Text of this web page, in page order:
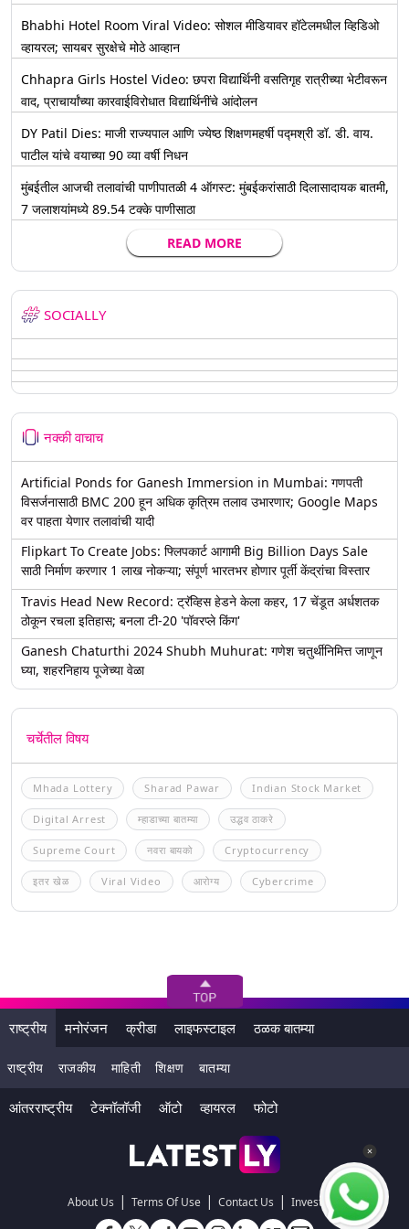
Bhabhi Hotel Room Viral Video: सोशल मीडियावर हॉटेलमधील व्हिडिओ
व्हायरल; सायबर सुरक्षेचे मोठे आव्हान
Chhapra Girls Hostel Video: छपरा विद्यार्थिनी वसतिगृह रात्रीच्या भेटीवरून
वाद, प्राचार्यांच्या कारवाईविरोधात विद्यार्थिनींचे आंदोलन
DY Patil Dies: माजी राज्यपाल आणि ज्येष्ठ शिक्षणमहर्षी पद्मश्री डॉ. डी. वाय.
पाटील यांचे वयाच्या 90 व्या वर्षी निधन
मुंबईतील आजची तलावांची पाणीपातळी 4 ऑगस्ट: मुंबईकरांसाठी दिलासादायक बातमी,
7 जलाशयांमध्ये 89.54 टक्के पाणीसाठा
READ MORE
SOCIALLY
नक्की वाचाच
Artificial Ponds for Ganesh Immersion in Mumbai: गणपती
विसर्जनासाठी BMC 200 हून अधिक कृत्रिम तलाव उभारणार; Google Maps
वर पाहता येणार तलावांची यादी
Flipkart To Create Jobs: फ्लिपकार्ट आगामी Big Billion Days Sale
साठी निर्माण करणार 1 लाख नोकऱ्या; संपूर्ण भारतभर होणार पूर्ती केंद्रांचा विस्तार
Travis Head New Record: ट्रॅव्हिस हेडने केला कहर, 17 चेंडूत अर्धशतक
ठोकून रचला इतिहास; बनला टी-20 'पॉवरप्ले किंग'
Ganesh Chaturthi 2024 Shubh Muhurat: गणेश चतुर्थीनिमित्त जाणून
घ्या, शहरनिहाय पूजेच्या वेळा
चर्चेतील विषय
Mhada Lottery Sharad Pawar Indian Stock Market
Digital Arrest म्हाडाच्या बातम्या उद्धव ठाकरे
Supreme Court नवरा बायको Cryptocurrency
इतर खेळ Viral Video आरोग्य Cybercrime
राष्ट्रीय मनोरंजन क्रीडा लाइफस्टाइल ठळक बातम्या
राष्ट्रीय राजकीय माहिती शिक्षण बातम्या
आंतरराष्ट्रीय टेक्नॉलॉजी ऑटो व्हायरल फोटो
About Us | Terms Of Use | Contact Us | Investors